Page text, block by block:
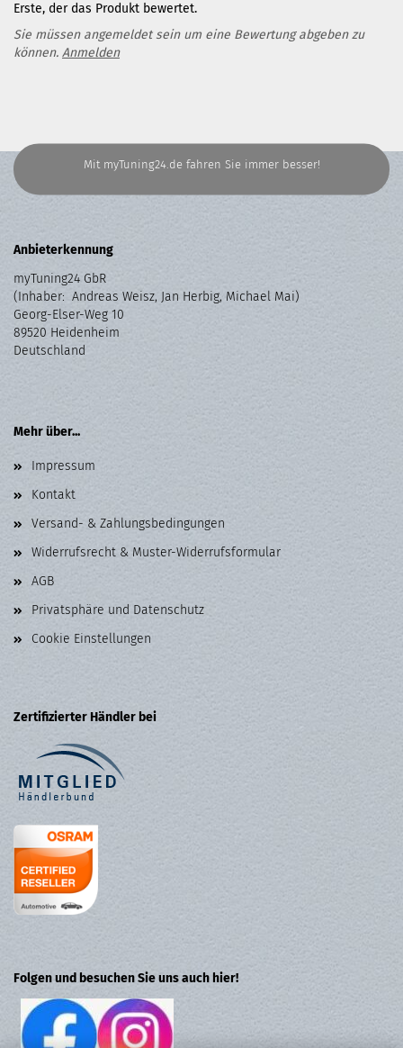
Erste, der das Produkt bewertet.
Sie müssen angemeldet sein um eine Bewertung abgeben zu
können. Anmelden
Mit myTuning24.de fahren Sie immer besser!
Anbieterkennung
myTuning24 GbR
(Inhaber: Andreas Weisz, Jan Herbig, Michael Mai)
Georg-Elser-Weg 10
89520 Heidenheim
Deutschland
Mehr über...
Impressum
Kontakt
Versand- & Zahlungsbedingungen
Widerrufsrecht & Muster-Widerrufsformular
AGB
Privatsphäre und Datenschutz
Cookie Einstellungen
Zertifizierter Händler bei
Folgen und besuchen Sie uns auch hier!